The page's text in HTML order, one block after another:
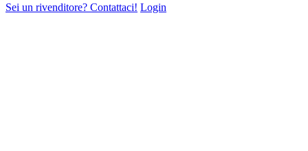
Sei un rivenditore? Contattaci! Login